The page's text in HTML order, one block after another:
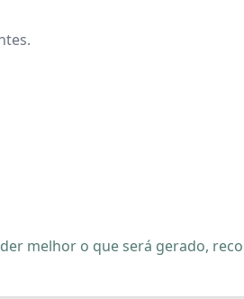
melhor o que será gerado,